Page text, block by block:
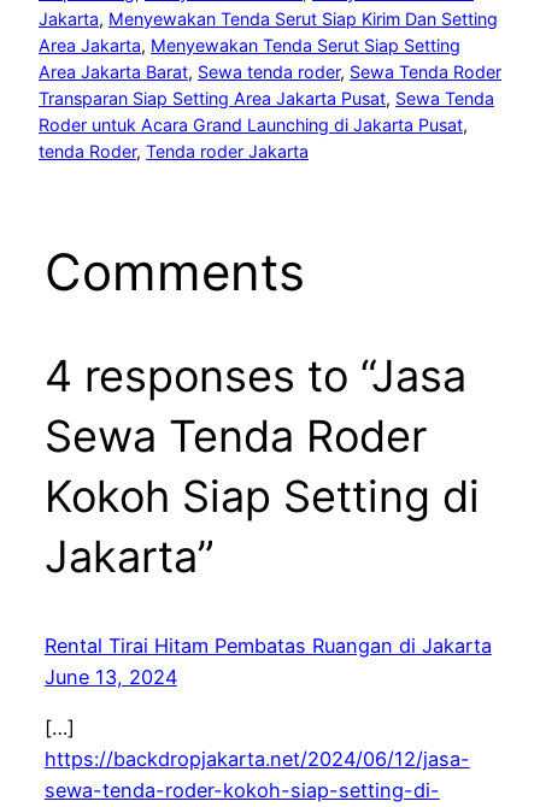
Jakarta, Menyewakan Tenda Serut Siap Kirim Dan Setting
Area Jakarta, Menyewakan Tenda Serut Siap Setting
Area Jakarta Barat, Sewa tenda roder, Sewa Tenda Roder
Transparan Siap Setting Area Jakarta Pusat, Sewa Tenda
Roder untuk Acara Grand Launching di Jakarta Pusat
tenda Roder, Tenda roder Jakarta
Comments
4 responses to “Jasa
Sewa Tenda Roder
Kokoh Siap Setting di
Jakarta”
Rental Tirai Hitam Pembatas Ruangan di Jakarta
June 13, 2024
[…]
https://backdropjakarta.net/2024/06/12/jasa-
sewa-tenda-roder-kokoh-siap-setting-di-